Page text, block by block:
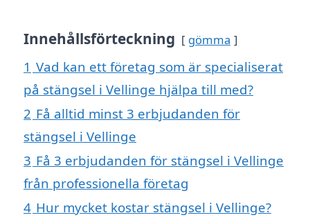
Innehållsförteckning gömma
1 Vad kan ett företag som är specialiserat
på stängsel i Vellinge hjälpa till med?
2 Få alltid minst 3 erbjudanden för
stängsel i Vellinge
3 Få 3 erbjudanden för stängsel i Vellinge
från professionella företag
4 Hur mycket kostar stängsel i Vellinge?